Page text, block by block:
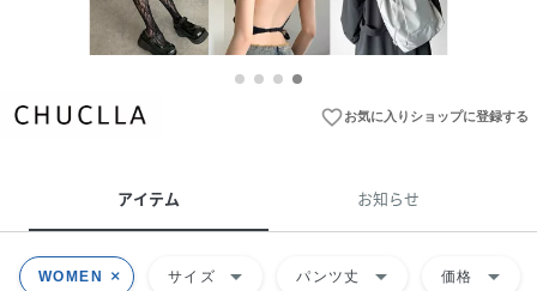
favorite_borderお気に入りショップに登録する
アイテム お知らせ
WOMEN サイズ arrow_drop_down パンツ丈 arrow_drop_down 価格 arrow_drop_down